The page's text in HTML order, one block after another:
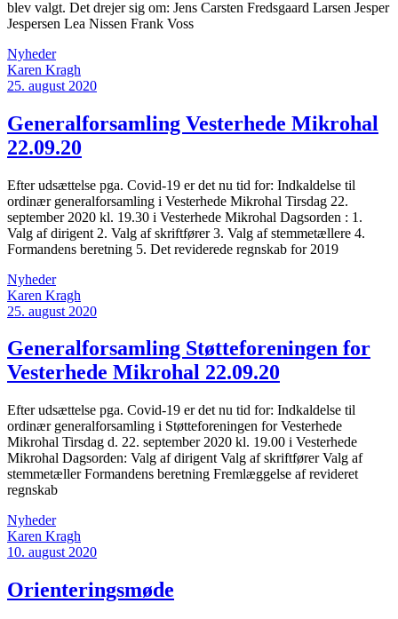
blev valgt. Det drejer sig om: Jens Carsten Fredsgaard Larsen Jesper
Jespersen Lea Nissen Frank Voss
Nyheder
Karen Kragh
25. august 2020
Generalforsamling Vesterhede Mikrohal
22.09.20
Efter udsættelse pga. Covid-19 er det nu tid for: Indkaldelse til
ordinær generalforsamling i Vesterhede Mikrohal Tirsdag 22.
september 2020 kl. 19.30 i Vesterhede Mikrohal Dagsorden : 1.
Valg af dirigent 2. Valg af skriftfører 3. Valg af stemmetællere 4.
Formandens beretning 5. Det reviderede regnskab for 2019
Nyheder
Karen Kragh
25. august 2020
Generalforsamling Støtteforeningen for
Vesterhede Mikrohal 22.09.20
Efter udsættelse pga. Covid-19 er det nu tid for: Indkaldelse til
ordinær generalforsamling i Støtteforeningen for Vesterhede
Mikrohal Tirsdag d. 22. september 2020 kl. 19.00 i Vesterhede
Mikrohal Dagsorden: Valg af dirigent Valg af skriftfører Valg af
stemmetæller Formandens beretning Fremlæggelse af revideret
regnskab
Nyheder
Karen Kragh
10. august 2020
Orienteringsmøde